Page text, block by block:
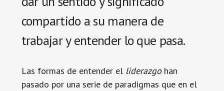
compartido a su manera de
trabajar y entender lo que pasa.
Las formas de entender el liderazgohan
pasado por una serie de paradigmas que en el